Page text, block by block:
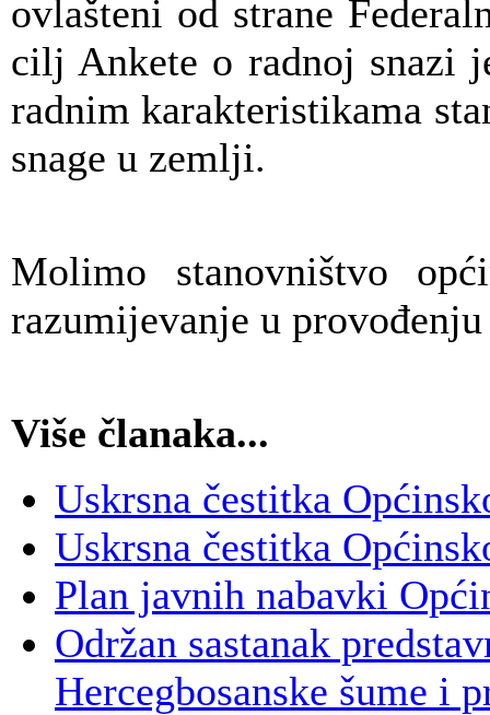
ovlašteni od strane
cilj Ankete o radnoj snazi
radnim karakteristikama
snage u zemlji.
Molimo stanovništvo
razumijevanje u
Više članaka...
Uskrsna čestitka
Uskrsna čestitka
Plan javnih nabavki
Održan sastanak
Hercegbosanske šume i